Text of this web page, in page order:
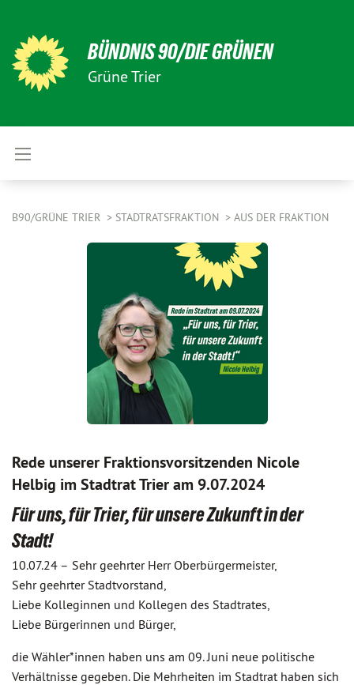
BÜNDNIS 90/DIE GRÜNEN
Grüne Trier
B90/GRÜNE TRIER STADTRATSFRAKTION AUS DER FRAKTION
Rede unserer Fraktionsvorsitzenden Nicole
Helbig im Stadtrat Trier am 9.07.2024
Für uns, für Trier, für unsere Zukunft in der
Stadt!
10.07.24 – Sehr geehrter Herr Oberbürgermeister,
Sehr geehrter Stadtvorstand,
Liebe Kolleginnen und Kollegen des Stadtrates,
Liebe Bürgerinnen und Bürger,
die Wähler*innen haben uns am 09. Juni neue politische
Verhältnisse gegeben. Die Mehrheiten im Stadtrat haben sich